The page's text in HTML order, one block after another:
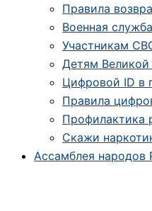
Правила
Военная
Участникам
Детям Великой
Цифровой ID в
Правила
Профилактика
Скажи
Ассамблея народов